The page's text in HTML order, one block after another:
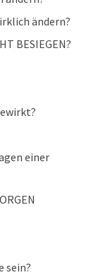
ändern?
BESIEGEN?
einer
sein?